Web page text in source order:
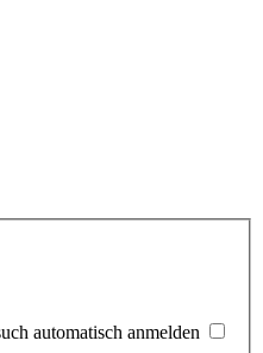
automatisch anmelden